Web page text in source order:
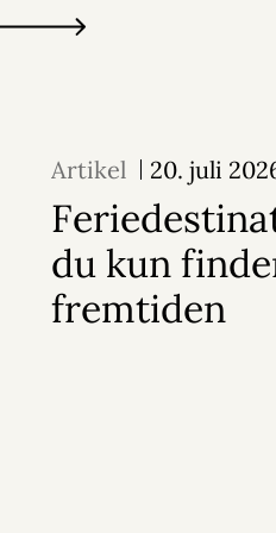
Artikel 20. juli
du kun
fremtiden